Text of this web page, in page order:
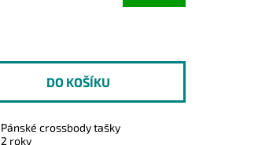
Pánské crossbody tašky
2 roky